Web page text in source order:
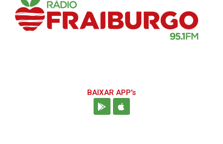
BAIXAR APP's